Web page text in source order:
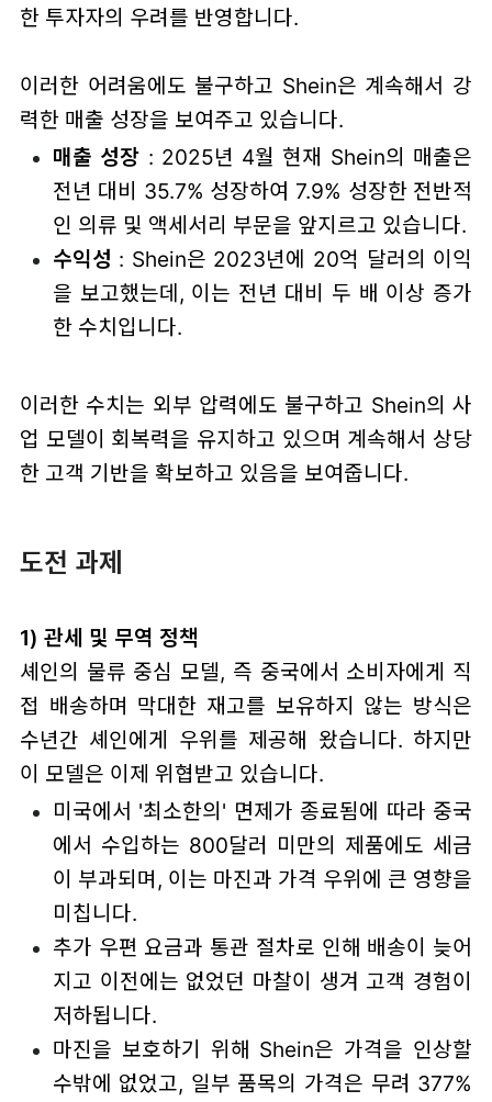
한 투자자의 우려를 반영합니다.
이러한 어려움에도 불구하고 Shein은 계속해서 강
력한 매출 성장을 보여주고 있습니다.
매출 성장 : 2025년 4월 현재 Shein의 매출은
전년 대비 35.7% 성장하여 7.9% 성장한 전반적
인 의류 및 액세서리 부문을 앞지르고 있습니다.
수익성 : Shein은 2023년에 20억 달러의 이익
을 보고했는데, 이는 전년 대비 두 배 이상 증가
한 수치입니다.
이러한 수치는 외부 압력에도 불구하고 Shein의 사
업 모델이 회복력을 유지하고 있으며 계속해서 상당
한 고객 기반을 확보하고 있음을 보여줍니다.
도전 과제
1) 관세 및 무역 정책
셰인의 물류 중심 모델, 즉 중국에서 소비자에게 직
접 배송하며 막대한 재고를 보유하지 않는 방식은
수년간 셰인에게 우위를 제공해 왔습니다. 하지만
이 모델은 이제 위협받고 있습니다.
미국에서 '최소한의' 면제가 종료됨에 따라 중국
에서 수입하는 800달러 미만의 제품에도 세금
이 부과되며, 이는 마진과 가격 우위에 큰 영향을
미칩니다.
추가 우편 요금과 통관 절차로 인해 배송이 늦어
지고 이전에는 없었던 마찰이 생겨 고객 경험이
저하됩니다.
마진을 보호하기 위해 Shein은 가격을 인상할
수밖에 없었고, 일부 품목의 가격은 무려 377%